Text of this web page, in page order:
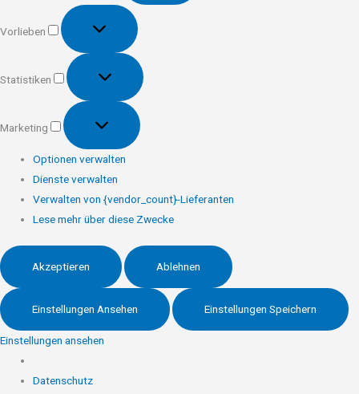
Vorlieben
Vorlieben
Statistiken
Statistiken
Marketing
Marketing
Optionen verwalten
Dienste verwalten
Verwalten von {vendor_count}-Lieferanten
Lese mehr über diese Zwecke
Akzeptieren Ablehnen
Einstellungen Ansehen Einstellungen Speichern
Einstellungen ansehen
Datenschutz